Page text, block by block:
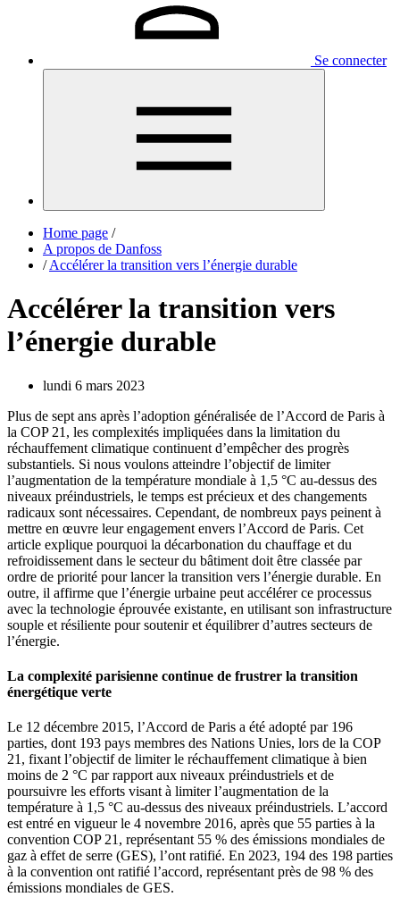
Se connecter
Home page /
A propos de Danfoss
/ Accélérer la transition vers l’énergie durable
Accélérer la transition vers
l’énergie durable
lundi 6 mars 2023
Plus de sept ans après l’adoption généralisée de l’Accord de Paris à
la COP 21, les complexités impliquées dans la limitation du
réchauffement climatique continuent d’empêcher des progrès
substantiels. Si nous voulons atteindre l’objectif de limiter
l’augmentation de la température mondiale à 1,5 °C au-dessus des
niveaux préindustriels, le temps est précieux et des changements
radicaux sont nécessaires. Cependant, de nombreux pays peinent à
mettre en œuvre leur engagement envers l’Accord de Paris. Cet
article explique pourquoi la décarbonation du chauffage et du
refroidissement dans le secteur du bâtiment doit être classée par
ordre de priorité pour lancer la transition vers l’énergie durable. En
outre, il affirme que l’énergie urbaine peut accélérer ce processus
avec la technologie éprouvée existante, en utilisant son infrastructure
souple et résiliente pour soutenir et équilibrer d’autres secteurs de
l’énergie.
La complexité parisienne continue de frustrer la transition
énergétique verte
Le 12 décembre 2015, l’Accord de Paris a été adopté par 196
parties, dont 193 pays membres des Nations Unies, lors de la COP
21, fixant l’objectif de limiter le réchauffement climatique à bien
moins de 2 °C par rapport aux niveaux préindustriels et de
poursuivre les efforts visant à limiter l’augmentation de la
température à 1,5 °C au-dessus des niveaux préindustriels. L’accord
est entré en vigueur le 4 novembre 2016, après que 55 parties à la
convention COP 21, représentant 55 % des émissions mondiales de
gaz à effet de serre (GES), l’ont ratifié. En 2023, 194 des 198 parties
à la convention ont ratifié l’accord, représentant près de 98 % des
émissions mondiales de GES.